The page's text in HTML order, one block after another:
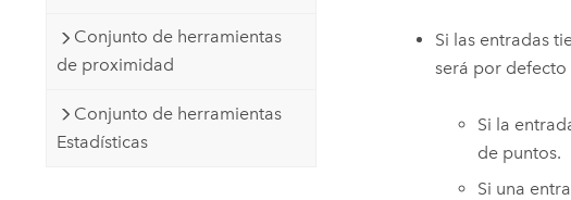
Conjunto de herramientas
de proximidad
Conjunto de herramientas
Estadísticas
Si las entradas
será por defecto
Si la
de puntos.
Si una